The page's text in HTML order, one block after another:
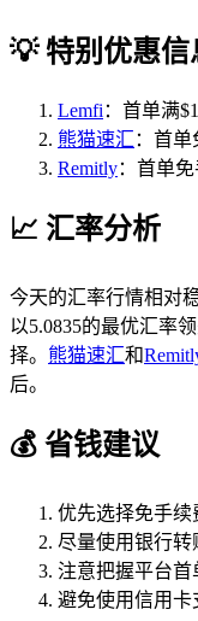
💡 特别优惠信
Lemfi ：首单满
熊猫速汇 ：首单
Remitly：首单
📈 汇率分析
今天的汇率行情相对
以5.0835的最优汇率
择。 熊猫速汇和
后。
💰 省钱建议
优先选择免手续
尽量使用银行转
注意把握平台首
避免使用信用卡